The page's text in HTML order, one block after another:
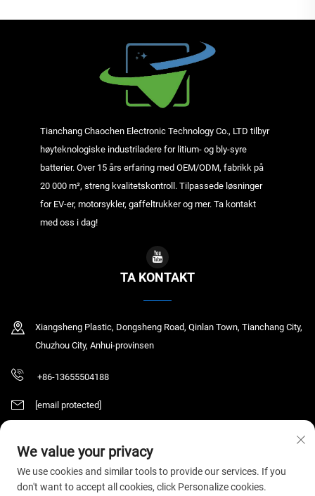
Tianchang Chaochen Electronic Technology Co., LTD tilbyr
høyteknologiske industriladere for litium- og bly-syre
batterier. Over 15 års erfaring med OEM/ODM, fabrikk på
20 000 m², streng kvalitetskontroll. Tilpassede løsninger
for EV-er, motorsykler, gaffeltrukker og mer. Ta kontakt
med oss i dag!
TA KONTAKT
Xiangsheng Plastic, Dongsheng Road, Qinlan Town, Tianchang City,
Chuzhou City, Anhui-provinsen
+86-13655504188
[email protected]
Copyright © 2025 Tianchang Chaochen Electronic Technology Co., LTD. Alle
rettigheter reservert. Personvernerklæring
We value your privacy
We use cookies and similar tools to provide our services. If you
don't want to accept all cookies, click Personalize cookies.